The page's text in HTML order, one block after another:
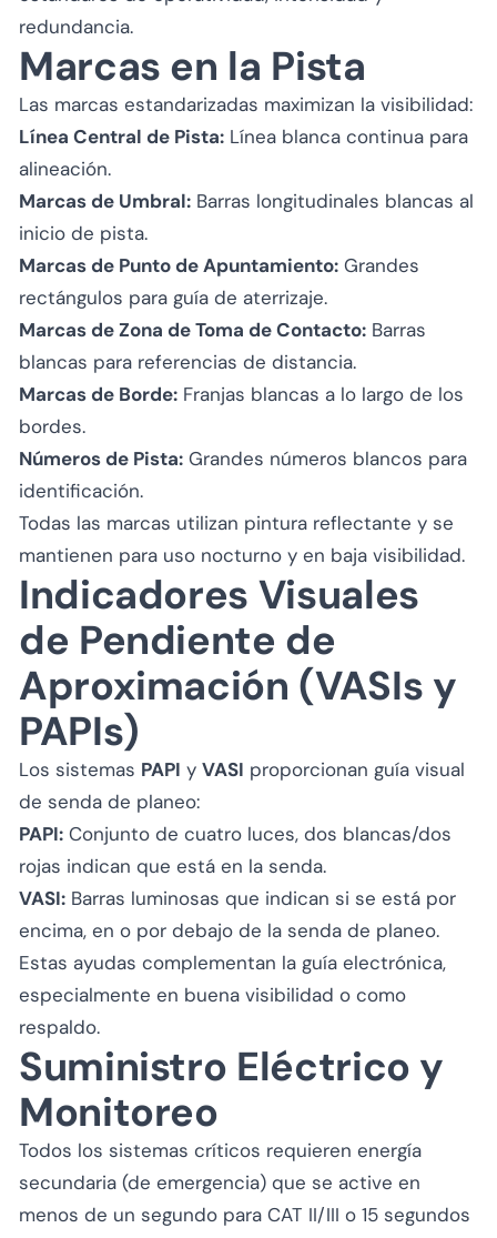
redundancia.
Marcas en la Pista
Las marcas estandarizadas maximizan la visibilidad:
Línea Central de Pista: Línea blanca continua para
alineación.
Marcas de Umbral: Barras longitudinales blancas al
inicio de pista.
Marcas de Punto de Apuntamiento: Grandes
rectángulos para guía de aterrizaje.
Marcas de Zona de Toma de Contacto: Barras
blancas para referencias de distancia.
Marcas de Borde: Franjas blancas a lo largo de los
bordes.
Números de Pista: Grandes números blancos para
identificación.
Todas las marcas utilizan pintura reflectante y se
mantienen para uso nocturno y en baja visibilidad.
Indicadores Visuales
de Pendiente de
Aproximación (VASIs y
PAPIs)
Los sistemas PAPI y VASI proporcionan guía visual
de senda de planeo:
PAPI: Conjunto de cuatro luces, dos blancas/dos
rojas indican que está en la senda.
VASI: Barras luminosas que indican si se está por
encima, en o por debajo de la senda de planeo.
Estas ayudas complementan la guía electrónica,
especialmente en buena visibilidad o como
respaldo.
Suministro Eléctrico y
Monitoreo
Todos los sistemas críticos requieren energía
secundaria (de emergencia) que se active en
menos de un segundo para CAT II/III o 15 segundos